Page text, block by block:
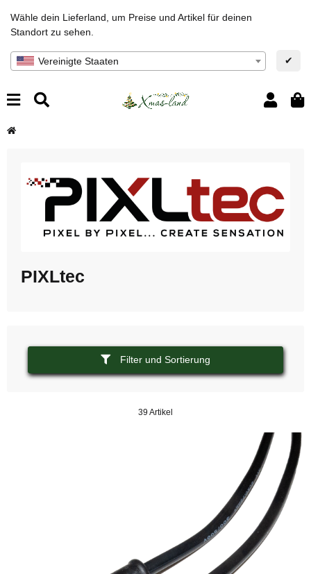
Wähle dein Lieferland, um Preise und Artikel für deinen
Standort zu sehen.
Vereinigte Staaten ✔
PIXLtec
Filter und Sortierung
39 Artikel